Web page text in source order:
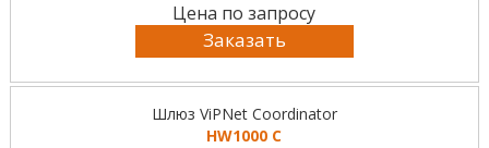
Цена по запросу
Заказать
Шлюз ViPNet Coordinator
HW1000 C